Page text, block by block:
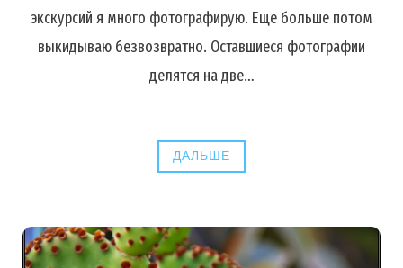
экскурсий я много фотографирую. Еще больше потом
выкидываю безвозвратно. Оставшиеся фотографии
делятся на две…
ДАЛЬШЕ